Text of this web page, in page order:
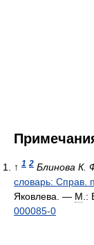
↑ 1 2 Блинова К.
словарь: Справ.
Яковлева. — М
000085-0